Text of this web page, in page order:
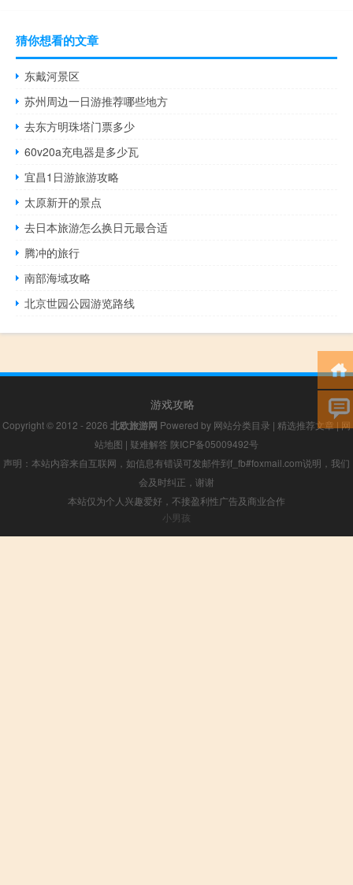
猜你想看的文章
东戴河景区
苏州周边一日游推荐哪些地方
去东方明珠塔门票多少
60v20a充电器是多少瓦
宜昌1日游旅游攻略
太原新开的景点
去日本旅游怎么换日元最合适
腾冲的旅行
南部海域攻略
北京世园公园游览路线
游戏攻略
Copyright © 2012 - 2026 北欧旅游网 Powered by 网站分类目录 | 精选推荐文章 | 网
站地图 | 疑难解答 陕ICP备05009492号
声明：本站内容来自互联网，如信息有错误可发邮件到f_fb#foxmail.com说明，我们
会及时纠正，谢谢
本站仅为个人兴趣爱好，不接盈利性广告及商业合作
小男孩